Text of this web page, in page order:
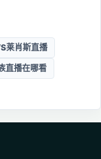
莱肖斯直播
直播在哪看